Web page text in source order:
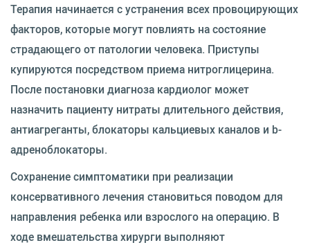
Терапия начинается с устранения всех провоцирующих
факторов, которые могут повлиять на состояние
страдающего от патологии человека. Приступы
купируются посредством приема нитроглицерина.
После постановки диагноза кардиолог может
назначить пациенту нитраты длительного действия,
антиагреганты, блокаторы кальциевых каналов и b-
адреноблокаторы.
Сохранение симптоматики при реализации
консервативного лечения становиться поводом для
направления ребенка или взрослого на операцию. В
ходе вмешательства хирурги выполняют